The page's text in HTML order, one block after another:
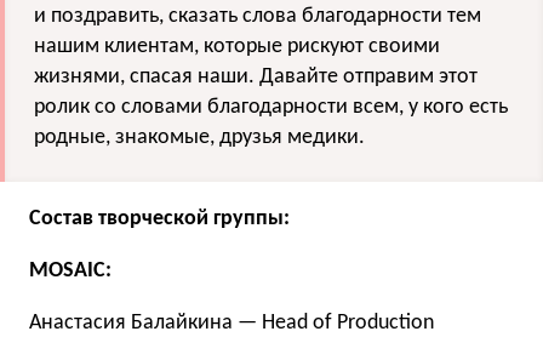
и поздравить, сказать слова благодарности тем
нашим клиентам, которые рискуют своими
жизнями, спасая наши. Давайте отправим этот
ролик со словами благодарности всем, у кого есть
родные, знакомые, друзья медики.
Состав творческой группы:
MOSAIC:
Анастасия Балайкина — Head of Production